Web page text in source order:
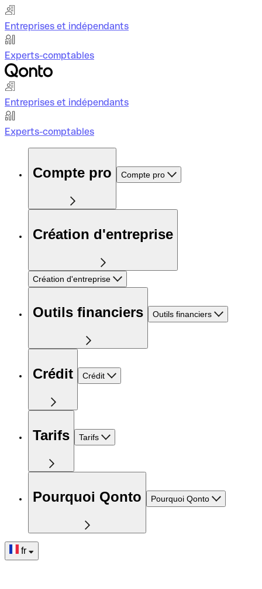
Entreprises et indépendants
Experts-comptables
Entreprises et indépendants
Experts-comptables
Compte pro Compte pro
Création d'entreprise
Création d'entreprise
Outils financiers Outils financiers
Crédit Crédit
Tarifs Tarifs
Pourquoi Qonto Pourquoi Qonto
fr